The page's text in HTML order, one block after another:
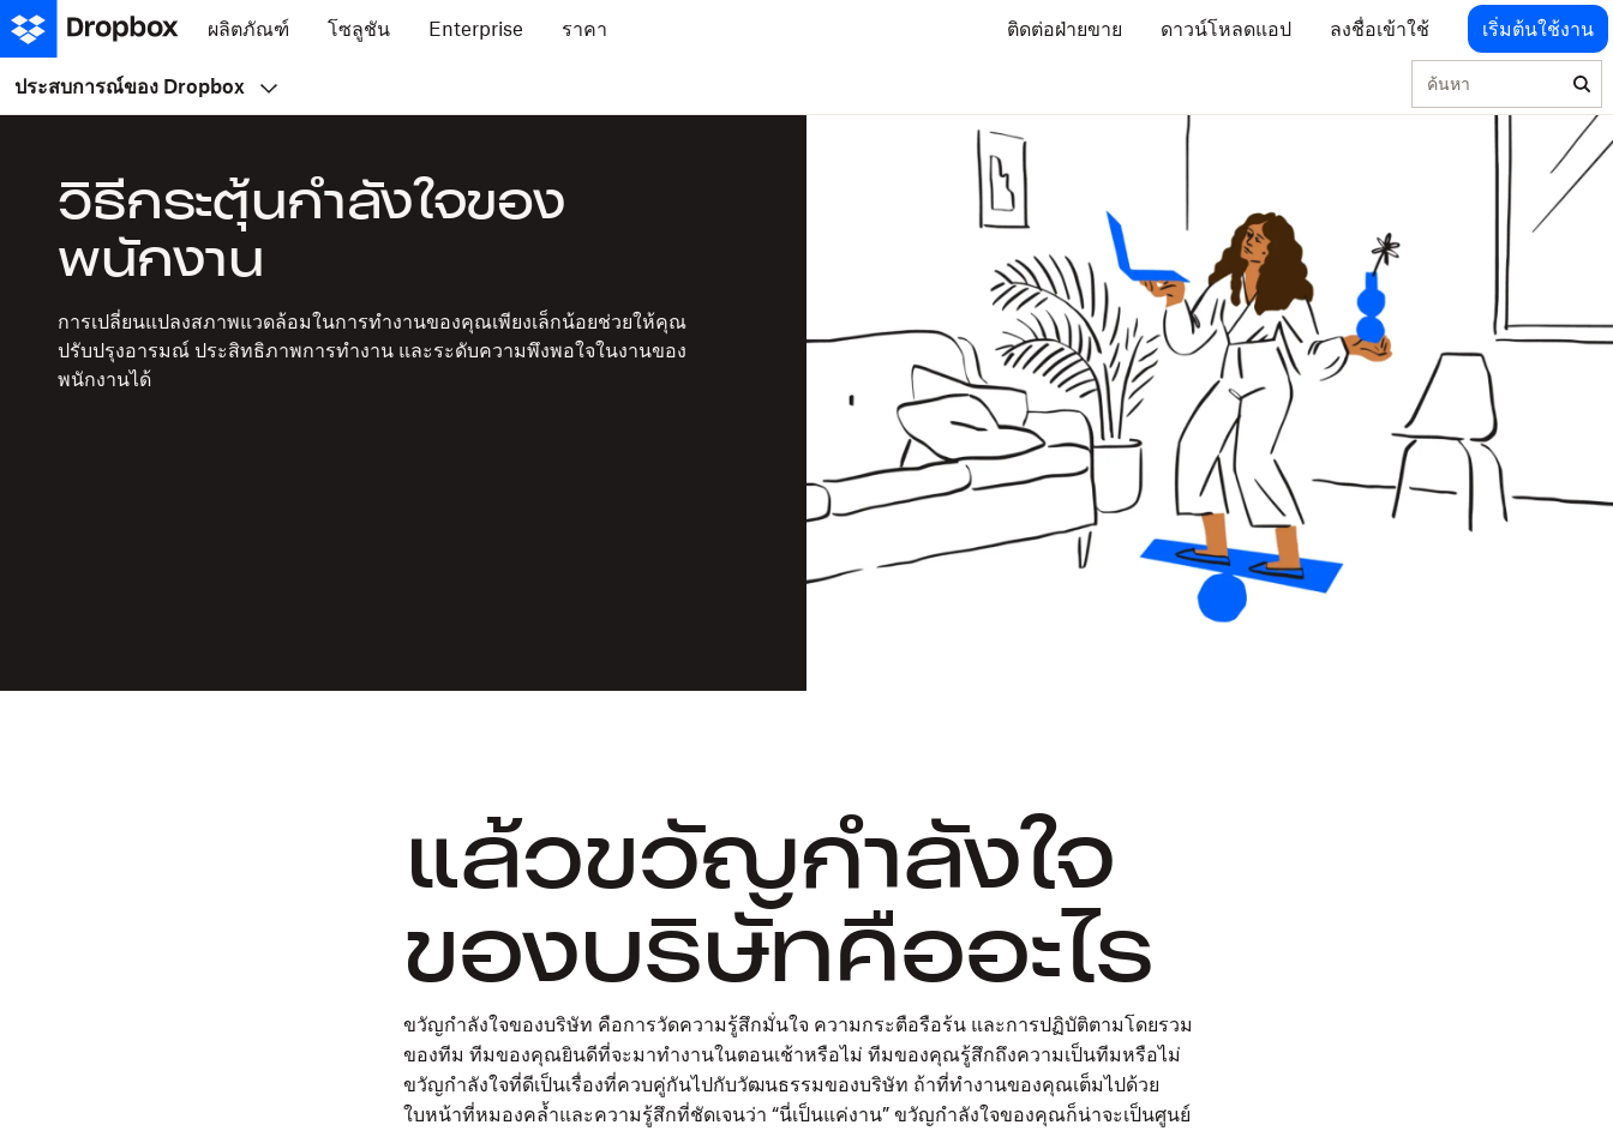
ผลิตภัณฑ์ โซลูชัน Enterprise ราคา ติดต่อฝ่ายขาย ดาวน์โหลดแอป ลงชื่อเข้าใช้ เริ่มต้นใช้งาน
ประสบการณ์ของ Dropbox ค้นหา
วิธีกระตุ้นกำลังใจของ
พนักงาน
การเปลี่ยนแปลงสภาพแวดล้อมในการทำงานของคุณเพียงเล็กน้อยช่วยให้คุณ
ปรับปรุงอารมณ์ ประสิทธิภาพการทำงาน และระดับความพึงพอใจในงานของ
พนักงานได้
แล้วขวัญกำลังใจ
ของบริษัทคืออะไร
ขวัญกำลังใจของบริษัท คือการวัดความรู้สึกมั่นใจ ความกระตือรือร้น และการปฏิบัติตามโดยรวม
ของทีม ทีมของคุณยินดีที่จะมาทำงานในตอนเช้าหรือไม่ ทีมของคุณรู้สึกถึงความเป็นทีมหรือไม่
ขวัญกำลังใจที่ดีเป็นเรื่องที่ควบคู่กันไปกับวัฒนธรรมของบริษัท ถ้าที่ทำงานของคุณเต็มไปด้วย
ใบหน้าที่หมองคล้ำและความรู้สึกที่ชัดเจนว่า “นี่เป็นแค่งาน” ขวัญกำลังใจของคุณก็น่าจะเป็นศูนย์